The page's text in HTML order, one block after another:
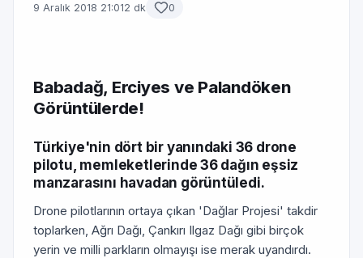
9 Aralık 2018 21:012 dk 0
Babadağ, Erciyes ve Palandöken
Görüntülerde!
Türkiye'nin dört bir yanındaki 36 drone
pilotu, memleketlerinde 36 dağın eşsiz
manzarasını havadan görüntüledi.
Drone pilotlarının ortaya çıkan 'Dağlar Projesi' takdir
toplarken, Ağrı Dağı, Çankırı Ilgaz Dağı gibi birçok
yerin ve milli parkların olmayışı ise merak uyandırdı.